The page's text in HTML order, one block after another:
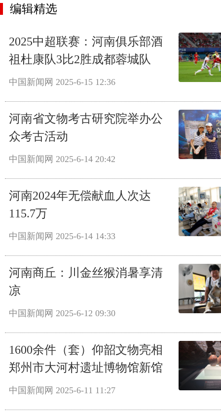
编辑精选
2025中超联赛：河南俱乐部酒
祖杜康队3比2胜成都蓉城队
中国新闻网 2025-6-15 12:36
河南省文物考古研究院举办公
众考古活动
中国新闻网 2025-6-14 20:42
河南2024年无偿献血人次达
115.7万
中国新闻网 2025-6-14 14:33
河南商丘：川金丝猴消暑享清
凉
中国新闻网 2025-6-12 09:30
1600余件（套）仰韶文物亮相
郑州市大河村遗址博物馆新馆
中国新闻网 2025-6-11 11:27